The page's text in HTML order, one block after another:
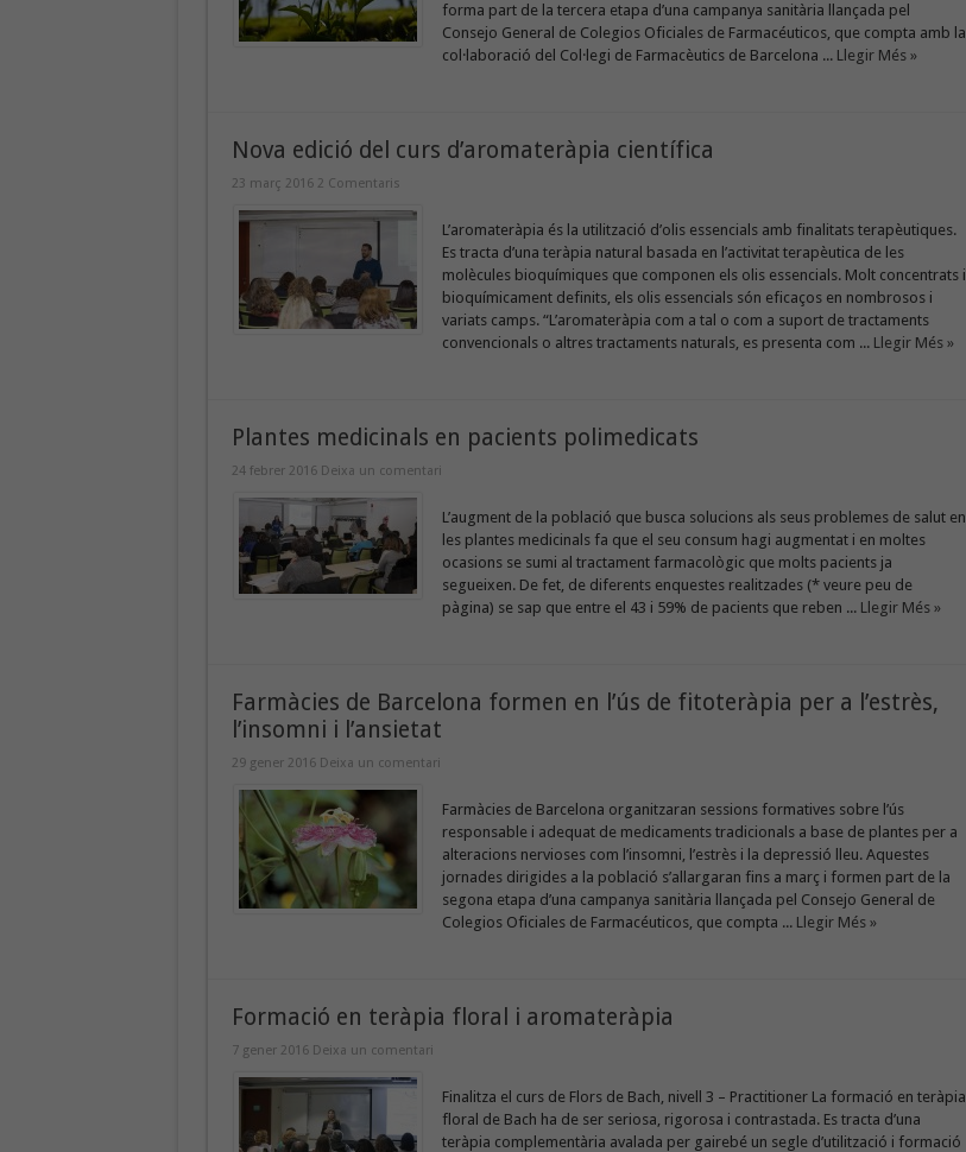
forma part de la tercera etapa d’una campanya sanitària llançada pel
Consejo General de Colegios Oficiales de Farmacéuticos, que compta amb la
col·laboració del Col·legi de Farmacèutics de Barcelona ... Llegir Més »
Nova edició del curs d’aromateràpia científica
23 març 2016 2 Comentaris
L’aromateràpia és la utilització d’olis essencials amb finalitats terapèutiques.
Es tracta d’una teràpia natural basada en l’activitat terapèutica de les
molècules bioquímiques que componen els olis essencials. Molt concentrats i
bioquímicament definits, els olis essencials són eficaços en nombrosos i
variats camps. “L’aromateràpia com a tal o com a suport de tractaments
convencionals o altres tractaments naturals, es presenta com ... Llegir Més »
Plantes medicinals en pacients polimedicats
24 febrer 2016 Deixa un comentari
L’augment de la població que busca solucions als seus problemes de salut en
les plantes medicinals fa que el seu consum hagi augmentat i en moltes
ocasions se sumi al tractament farmacològic que molts pacients ja
segueixen. De fet, de diferents enquestes realitzades (* veure peu de
pàgina) se sap que entre el 43 i 59% de pacients que reben ... Llegir Més »
Farmàcies de Barcelona formen en l’ús de fitoteràpia per a l’estrès,
l’insomni i l’ansietat
29 gener 2016 Deixa un comentari
Farmàcies de Barcelona organitzaran sessions formatives sobre l’ús
responsable i adequat de medicaments tradicionals a base de plantes per a
alteracions nervioses com l’insomni, l’estrès i la depressió lleu. Aquestes
jornades dirigides a la població s’allargaran fins a març i formen part de la
segona etapa d’una campanya sanitària llançada pel Consejo General de
Colegios Oficiales de Farmacéuticos, que compta ... Llegir Més »
Formació en teràpia floral i aromateràpia
7 gener 2016 Deixa un comentari
Finalitza el curs de Flors de Bach, nivell 3 – Practitioner La formació en teràpia
floral de Bach ha de ser seriosa, rigorosa i contrastada. Es tracta d’una
teràpia complementària avalada per gairebé un segle d’utilització i formació